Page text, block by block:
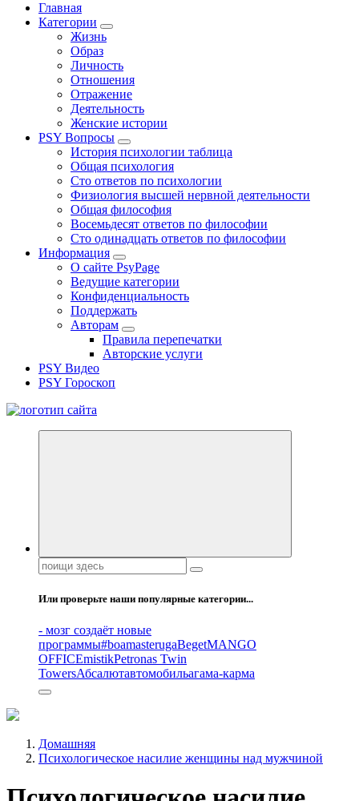
Главная
Категории
Жизнь
Образ
Личность
Отношения
Отражение
Деятельность
Женские истории
PSY Вопросы
История психологии таблица
Общая психология
Сто ответов по психологии
Физиология высшей нервной деятельности
Общая философия
Восемьдесят ответов по философии
Сто одинадцать ответов по философии
Информация
О сайте PsyPage
Ведущие категории
Конфиденциальность
Поддержать
Авторам
Правила перепечатки
Авторские услуги
PSY Видео
PSY Гороскоп
Все самое интересное, вдохновляющее и тайное внутри.
Поиск:
Или проверьте наши популярные категории...
- мозг создаёт новые
программы#boamasterugaBegetMANGO
OFFICEmistikPetronas Twin
TowersАбсалютавтомобильагама-карма
Домашняя
Психологическое насилие женщины над мужчиной